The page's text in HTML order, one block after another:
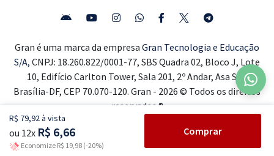
R$ 79,92 à vista
ou 12x R$ 6,66
Economize R$ 19,98 (-20%)
Comprar
Gran é uma marca da empresa Gran Tecnologia e Educação
S/A, CNPJ: 18.260.822/0001-77, SBS Quadra 02, Bloco J, Lote
10, Edifício Carlton Tower, Sala 201, 2º Andar, Asa Sul,
Brasília-DF, CEP 70.070-120. Gran - 2026 © Todos os direitos
reservados ®